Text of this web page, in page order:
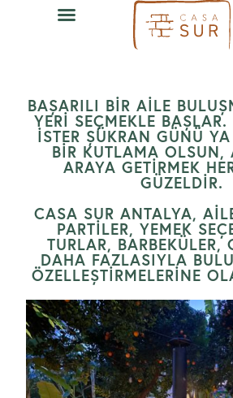
BAŞARILI BIR AILE
YERI SEÇMEKLE
ISTER ŞÜKRAN GÜNÜ
BIR KUTLAMA OLSUN,
ARAYA GETIRMEK
GÜZELDIR.
CASA SUR ANTALYA,
PARTILER, YEMEK
TURLAR, BARBEKÜLER,
DAHA FAZLASIYLA
ÖZELLEŞTIRMELERINE